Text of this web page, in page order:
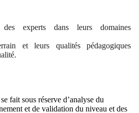
experts dans leurs domaines
et leurs qualités pédagogiques
fait sous réserve d’analyse du
et de validation du niveau et des